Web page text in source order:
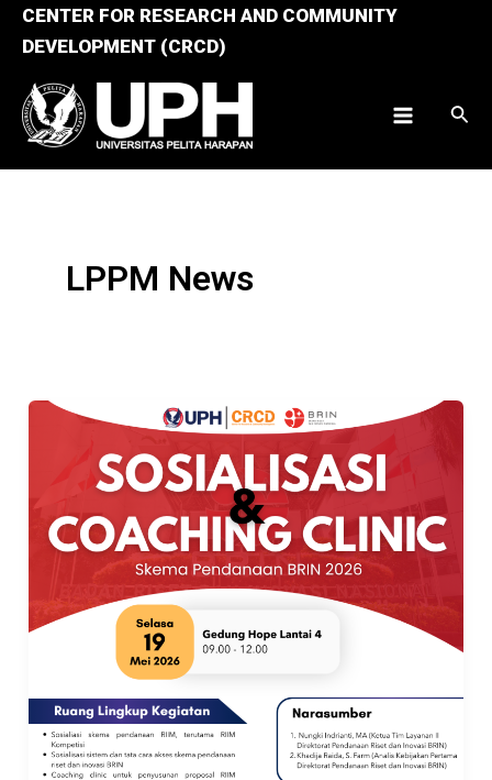
SkipCENTER FOR RESEARCH AND COMMUNITY
DEVELOPMENT (CRCD)
LPPM News